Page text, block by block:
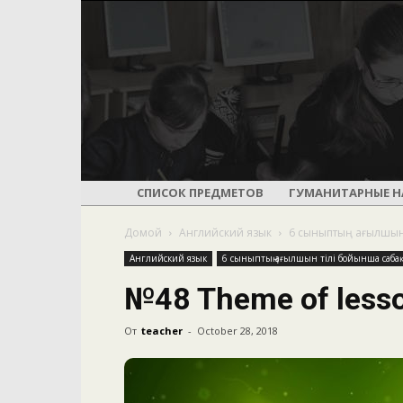
СПИСОК ПРЕДМЕТОВ ГУМАНИТАРНЫЕ
Домой Английский язык 6 сыныптың
Английский язык 6 сыныптың ағылшын тілі бойынша
№48 Theme of
От teacher - October 28, 2018